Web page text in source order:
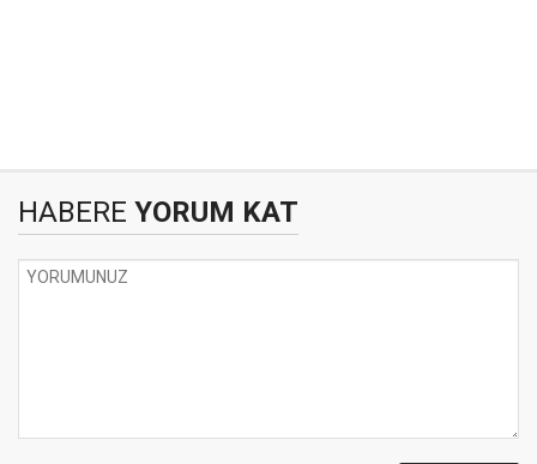
HABERE YORUM KAT